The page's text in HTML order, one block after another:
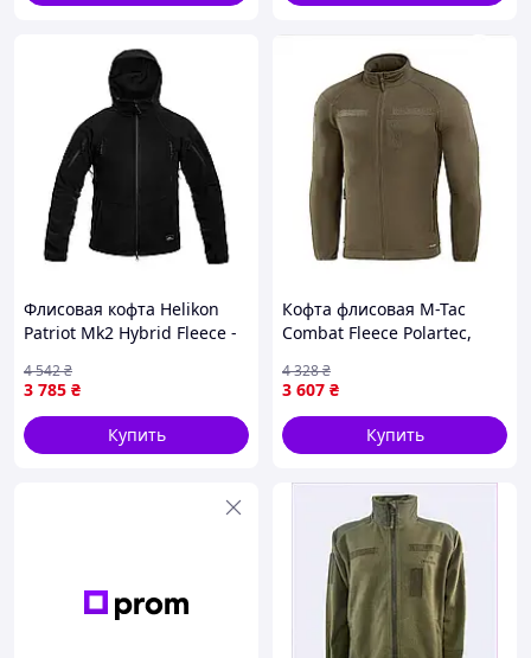
полностью отвечают требованиям безопасности
Успех в течение 7 лет.
Мы обслужили более
117 000 клиентов, и почти 40% из них снова
возвращаются. Оставьте свой отзыв – ваше
мнение важно для нас.
Флисовая кофта Helikon
Patriot Mk2 Hybrid Fleece -
функциональный - 2XL,
черная.
3 785 ₴
4 542₴
Купить
Кофта флисовая M-Tac
Combat Fleece Polartec,
комфорт, тактический
стиль
3 607 ₴
4 328₴
Купить